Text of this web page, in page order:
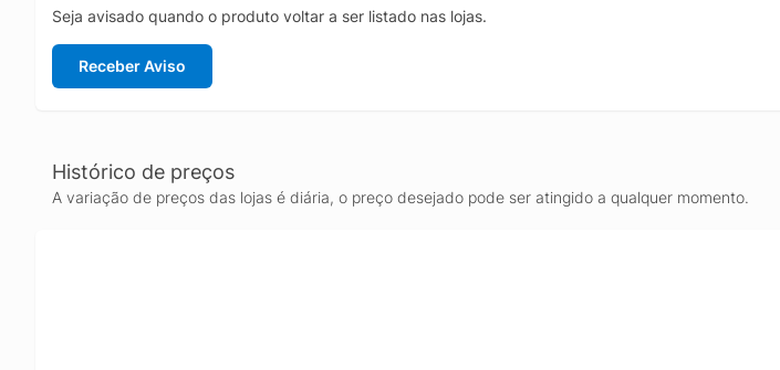
Seja avisado quando o produto voltar a ser listado nas lojas.
Receber Aviso
Histórico de preços
A variação de preços das lojas é diária, o preço desejado pode ser atingido a qualquer momento.